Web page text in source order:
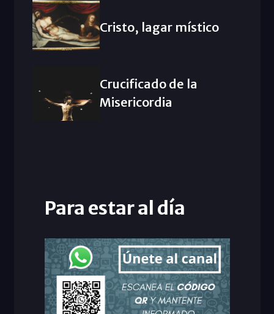
Cristo, lagar místico
Crucificado de la
Misericordia
Para estar al día